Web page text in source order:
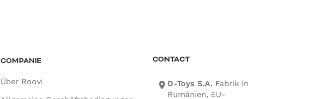
COMPANIE
Über Roovi
CONTACT
location-icon D-Toys S.A. Fabrik in
Rumänien, EU-